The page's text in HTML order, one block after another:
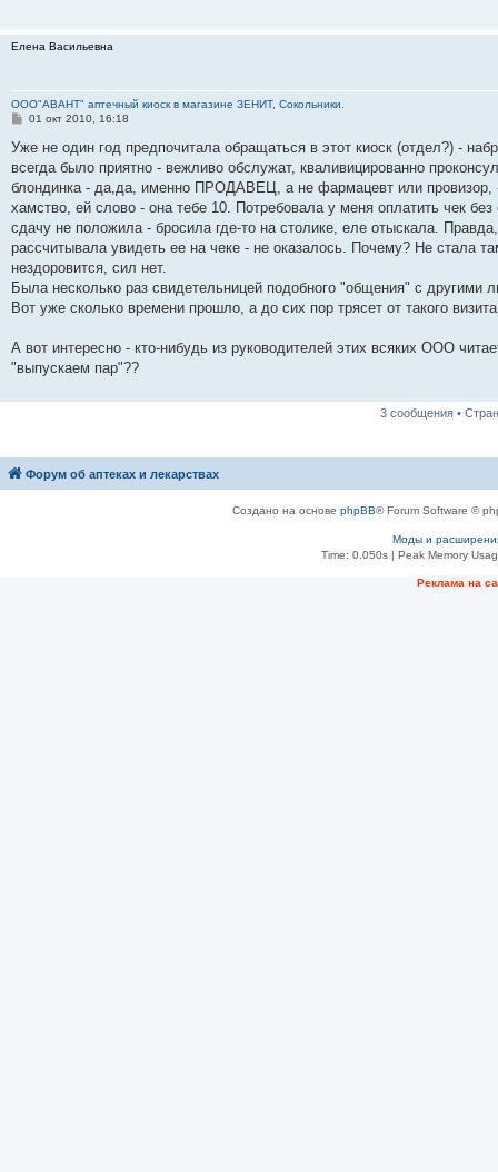
и
е
Елена Васильевна
ООО"АВАНТ" аптечный киоск в магазине ЗЕНИТ, Сокольники.
С
о
щ
е
и
е
01 окт 2010, 16:18
Уже не один год предпочитала обращаться в этот киоск (отдел?) -
всегда было приятно - вежливо обслужат, кваливицированно
блондинка - да,да, именно ПРОДАВЕЦ, а не фармацевт или провизор,
хамство, ей слово - она тебе 10. Потребовала у меня оплатить чек
сдачу не положила - бросила где-то на столике, еле отыскала.
рассчитывала увидеть ее на чеке - не оказалось. Почему? Не стала
нездоровится, сил нет.
Была несколько раз свидетельницей подобного "общения" с другими
Вот уже сколько времени прошло, а до сих пор трясет от такого
А вот интересно - кто-нибудь из руководителей этих всяких ООО
"выпускаем пар"??
3 сообщения •
Форум об аптеках и лекарствах
Создано на основе phpBB® Forum Software ©
Моды и
Time: 0.050s| Peak Memory
Рeклама на